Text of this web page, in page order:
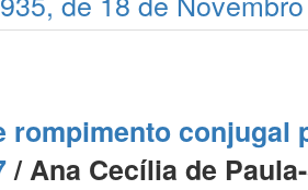
rompimento conjugal
/ Ana Cecília de